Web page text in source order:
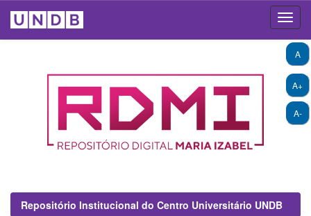
A+
A-
A
Repositório Institucional do Centro Universitário UNDB